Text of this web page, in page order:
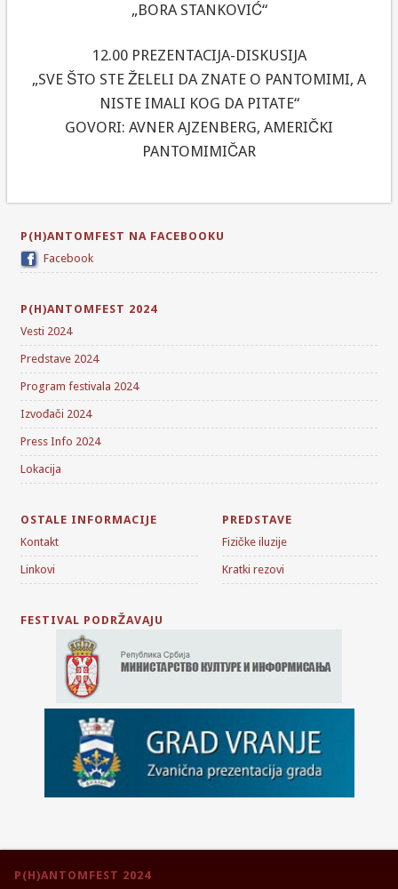
„BORA STANKOVIĆ“
12.00 PREZENTACIJA-DISKUSIJA
„SVE ŠTO STE ŽELELI DA ZNATE O PANTOMIMI, A
NISTE IMALI KOG DA PITATE“
GOVORI: AVNER AJZENBERG, AMERIČKI
PANTOMIMIČAR
P(H)ANTOMFEST NA FACEBOOKU
Facebook
P(H)ANTOMFEST 2024
Vesti 2024
Predstave 2024
Program festivala 2024
Izvođači 2024
Press Info 2024
Lokacija
OSTALE INFORMACIJE
Kontakt
Linkovi
PREDSTAVE
Fizičke iluzije
Kratki rezovi
FESTIVAL PODRŽAVAJU
P(H)ANTOMFEST 2024